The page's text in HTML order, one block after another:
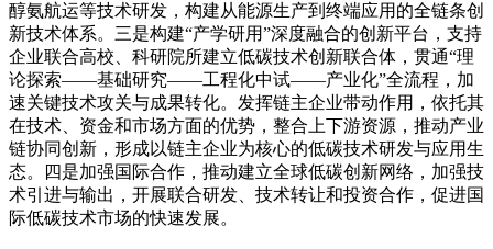
醇氨航运等技术研发，构建从能源生产到终端应用的全链条创
新技术体系。三是构建“产学研用”深度融合的创新平台，支持
企业联合高校、科研院所建立低碳技术创新联合体，贯通“理
论探索——基础研究——工程化中试——产业化”全流程，加
速关键技术攻关与成果转化。发挥链主企业带动作用，依托其
在技术、资金和市场方面的优势，整合上下游资源，推动产业
链协同创新，形成以链主企业为核心的低碳技术研发与应用生
态。四是加强国际合作，推动建立全球低碳创新网络，加强技
术引进与输出，开展联合研发、技术转让和投资合作，促进国
际低碳技术市场的快速发展。